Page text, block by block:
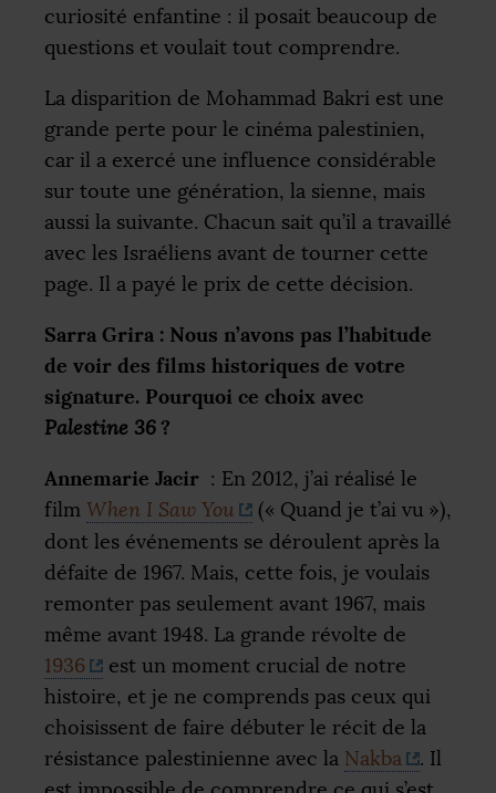
curiosité enfantine : il posait beaucoup de
questions et voulait tout comprendre.
La disparition de Mohammad Bakri est une
grande perte pour le cinéma palestinien,
car il a exercé une influence considérable
sur toute une génération, la sienne, mais
aussi la suivante. Chacun sait qu’il a travaillé
avec les Israéliens avant de tourner cette
page. Il a payé le prix de cette décision.
Sarra Grira : Nous n’avons pas l’habitude
de voir des films historiques de votre
signature. Pourquoi ce choix avec
Palestine 36 ?
Annemarie Jacir : En 2012, j’ai réalisé le
film When I Saw You (« Quand je t’ai vu »),
dont les événements se déroulent après la
défaite de 1967. Mais, cette fois, je voulais
remonter pas seulement avant 1967, mais
même avant 1948. La grande révolte de
1936
est un moment crucial de notre
histoire, et je ne comprends pas ceux qui
choisissent de faire débuter le récit de la
résistance palestinienne avec la Nakba
. Il